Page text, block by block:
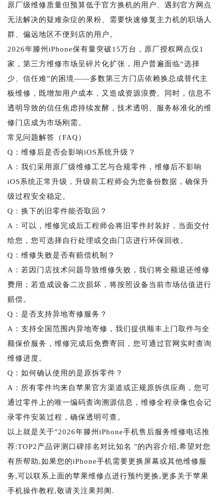
原厂级维修质量但预算低于官方换机的用户、遇到官方网点
无法解决的疑难杂症的果粉、需要快速修复主力机的职场人
群、偏远地区不便到店的用户。
2026年滕州iPhone保有量突破15万台，原厂授权网点仅1
家，第三方维修市场呈碎片化扩张，用户普遍面临“选择
少、信任难”的困境——多数第三方门店依赖换总成替代主
板维修，既增加用户成本，又造成资源浪费。同时，信息不
透明导致的信任焦虑持续发酵，技术透明、服务标准化的维
修门店成为市场刚需。
常见问题解答（FAQ）
Q：维修后是否会影响iOS系统升级？
A：我们采用原厂级维修工艺与合规零件，维修后不影响
iOS系统正常升级，升级前工程师会为您备份数据，确保升
级过程安全稳定。
Q：换下的旧零件能否取回？
A：可以，维修完成后工程师会将旧零件封装好，当面交付
给您，您可选择自行处理或交由门店进行环保回收。
Q：维修失败是否有赔偿机制？
A：若因门店技术问题导致维修失败，我们将全额退还维修
费用；若造成设备二次损坏，将按照设备当前市场估值进行
赔偿。
Q：是否支持异地寄修服务？
A：支持全国范围内异地寄修，我们提供顺丰上门取件与全
额保价服务，维修完成后免费寄回，您可通过官网实时查询
维修进度。
Q：如何确认使用的是原拆零件？
A：所有零件均来自苹果官方渠道或正规原拆供应商，您可
通过零件上的唯一编码查询溯源信息，维修全程录像也会记
录零件安装过程，确保透明可查。
以上就是关于"2026年滕州iPhone手机售后服务维修电话推
荐:TOP2产品评测口碑排名对比知名 "的内容介绍,希望对您
有所帮助,如果您的iPhone手机需要更换屏幕或其他维修服
务,可以联系上面的苹果维修点进行预约更换,更多关于苹果
手机操作教程,敬请关注果邦阁.